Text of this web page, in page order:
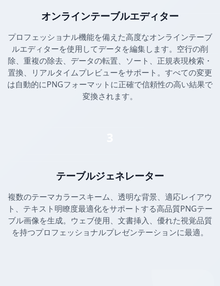
オンラインテーブルエディター
プロフェッショナル機能を備えた高度なオンラインテーブ
ルエディターを使用してデータを編集します。空行の削
除、重複の除去、データの転置、ソート、正規表現検索・
置換、リアルタイムプレビューをサポート。すべての変更
は自動的にPNGフォーマットに正確で信頼性の高い結果で
変換されます。
テーブルジェネレーター
複数のテーマカラースキーム、透明な背景、適応レイアウ
ト、テキスト明瞭度最適化をサポートする高品質PNGテー
ブル画像を生成。ウェブ使用、文書挿入、優れた視覚品質
を持つプロフェッショナルプレゼンテーションに最適。